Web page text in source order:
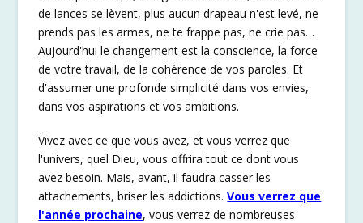
de lances se lèvent, plus aucun drapeau n'est levé, ne
prends pas les armes, ne te frappe pas, ne crie pas…
Aujourd'hui le changement est la conscience, la force
de votre travail, de la cohérence de vos paroles. Et
d'assumer une profonde simplicité dans vos envies,
dans vos aspirations et vos ambitions.
Vivez avec ce que vous avez, et vous verrez que
l'univers, quel Dieu, vous offrira tout ce dont vous
avez besoin. Mais, avant, il faudra casser les
attachements, briser les addictions.Vous verrez que
l'année prochaine, vous verrez de nombreuses